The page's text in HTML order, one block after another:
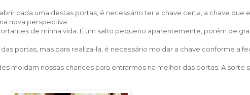
cada uma destas portas, é necessário ter a chave certa, a chave que
nova perspectiva.
de minha vida. É um salto pequeno aparentemente, porém de
portas, mas para realiza-la, é necessário moldar a chave conforme a
moldam nossas chances para entrarmos na melhor das portas. A sorte